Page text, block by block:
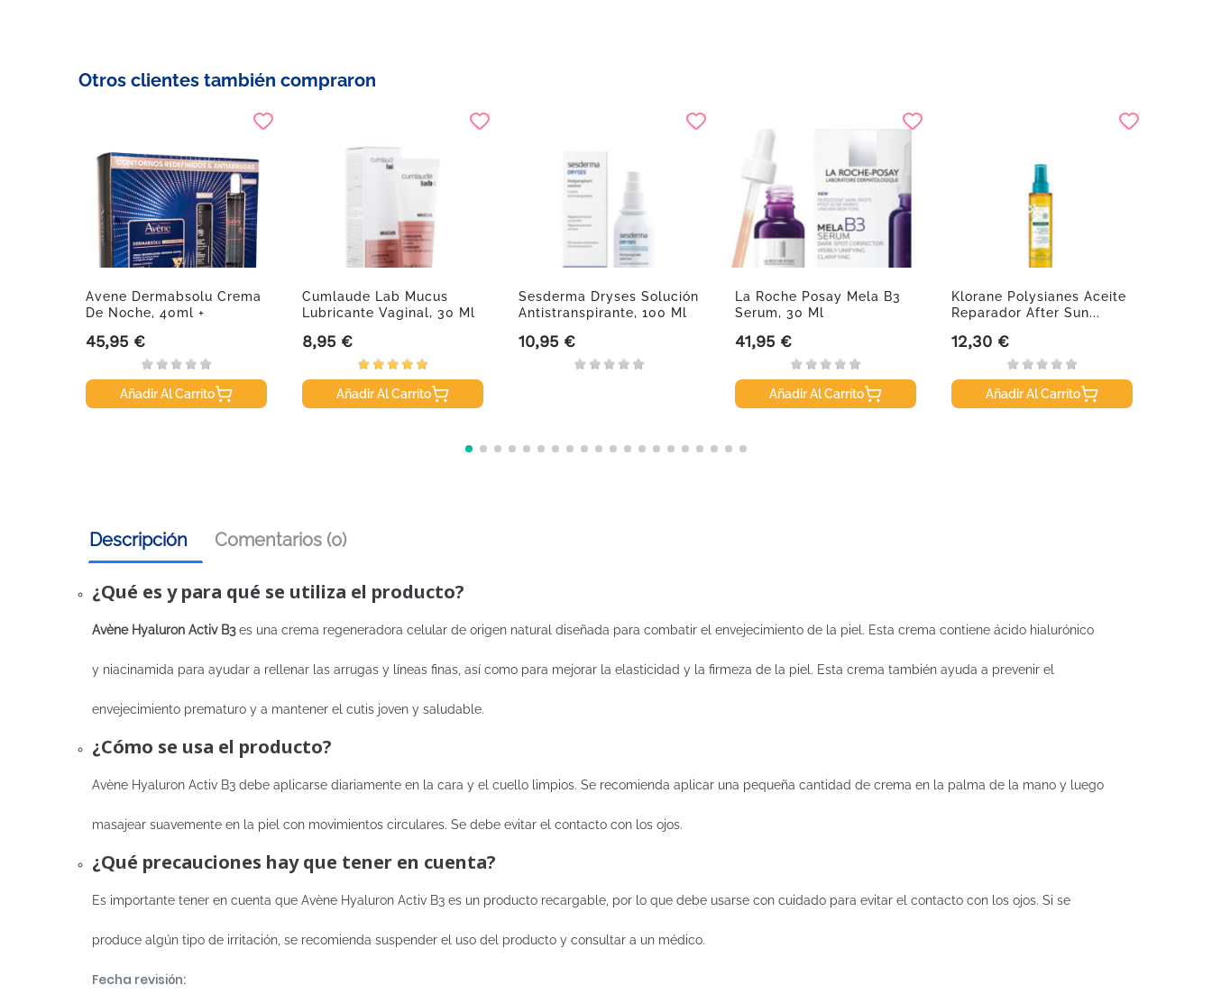
Otros clientes también compraron
Avene Dermabsolu Crema
De Noche, 40ml +
Precio
45,95 €
Añadir Al Carrito
Cumlaude Lab Mucus
Lubricante Vaginal, 30 Ml
Precio
8,95 €
Añadir Al Carrito
Sesderma Dryses Solución
Antistranspirante, 100 Ml
Precio
10,95 €
La Roche Posay Mela B3
Serum, 30 Ml
Precio
41,95 €
Añadir Al Carrito
Klorane Polysianes Aceite
Reparador After Sun...
Precio
12,30 €
Añadir Al Carrito
Descripción Comentarios (0)
¿Qué es y para qué se utiliza el producto?
Avène Hyaluron Activ B3es una crema regeneradora celular de origen natural diseñada para combatir el envejecimiento de la piel. Esta crema contiene ácido hialurónico
y niacinamida para ayudar a rellenar las arrugas y líneas finas, así como para mejorar la elasticidad y la firmeza de la piel. Esta crema también ayuda a prevenir el
envejecimiento prematuro y a mantener el cutis joven y saludable.
¿Cómo se usa el producto?
Avène Hyaluron Activ B3 debe aplicarse diariamente en la cara y el cuello limpios. Se recomienda aplicar una pequeña cantidad de crema en la palma de la mano y luego
masajear suavemente en la piel con movimientos circulares. Se debe evitar el contacto con los ojos.
¿Qué precauciones hay que tener en cuenta?
Es importante tener en cuenta que Avène Hyaluron Activ B3 es un producto recargable, por lo que debe usarse con cuidado para evitar el contacto con los ojos. Si se
produce algún tipo de irritación, se recomienda suspender el uso del producto y consultar a un médico.
Fecha revisión: